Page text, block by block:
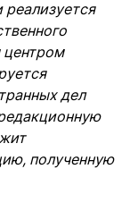
центром
дел
полученную